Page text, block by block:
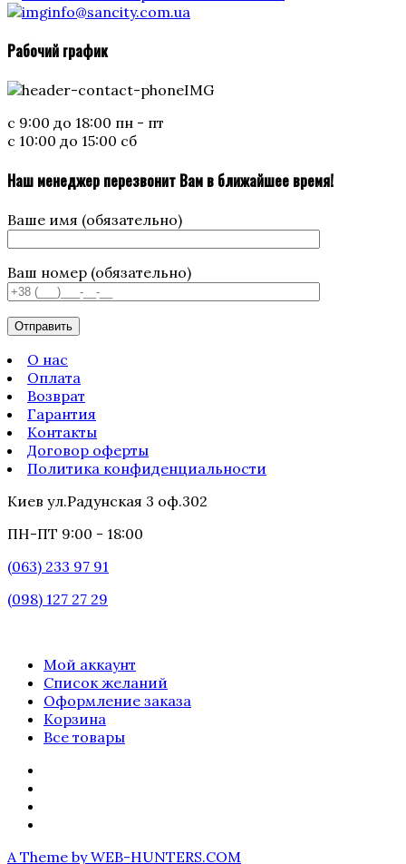
info@sancity.com.ua
Рабочий график
с 9:00 до 18:00 пн - пт
с 10:00 до 15:00 сб
Наш менеджер перезвонит Вам в ближайшее время!
Ваше имя (обязательно)
Ваш номер (обязательно)
О нас
Оплата
Возврат
Гарантия
Контакты
Договор оферты
Политика конфиденциальности
Киев ул.Радунская 3 оф.302
ПН-ПТ 9:00 - 18:00
(063) 233 97 91
(098) 127 27 29
Мой аккаунт
Список желаний
Оформление заказа
Корзина
Все товары
A Theme by WEB-HUNTERS.COM